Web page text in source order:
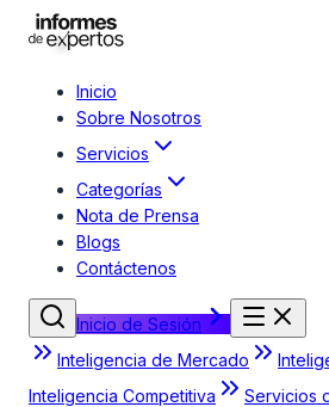
Inicio
Sobre Nosotros
Servicios
Categorías
Nota de Prensa
Blogs
Contáctenos
Inicio de Sesión
Inteligencia de Mercado
Inteligencia Competitiva
Servicios